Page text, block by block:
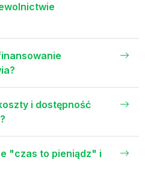
i dostępność
"czas to pieniądz" i